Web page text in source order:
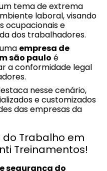
tema de extrema
laboral, visando
ocupacionais e
dos trabalhadores.
empresa de
são paulo é
a conformidade legal
nesse cenário,
e customizados
das empresas da
Trabalho em
Treinamentos!
segurança do